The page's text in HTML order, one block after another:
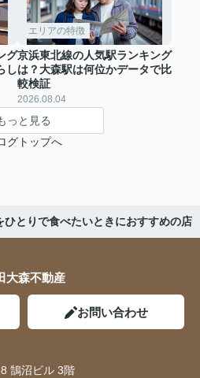
グ
し
エリアの特徴
京浜東北線の人気駅ランキング
は？大森駅は何位かデータで比
較検証
2026.08.04
っと見る
グトップへ
ひとりで食べたいときにおすすめの店
大森不動産
お問い合わせ
鵠沼ビル 3階